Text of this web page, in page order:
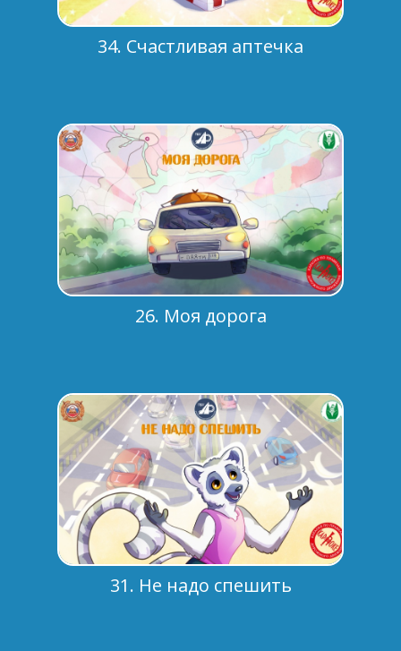
34. Счастливая аптечка
26. Моя дорога
31. Не надо спешить